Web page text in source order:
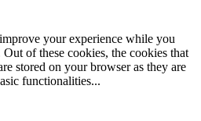
your experience while you
of these cookies, the cookies that
stored on your browser as they are
functionalities...